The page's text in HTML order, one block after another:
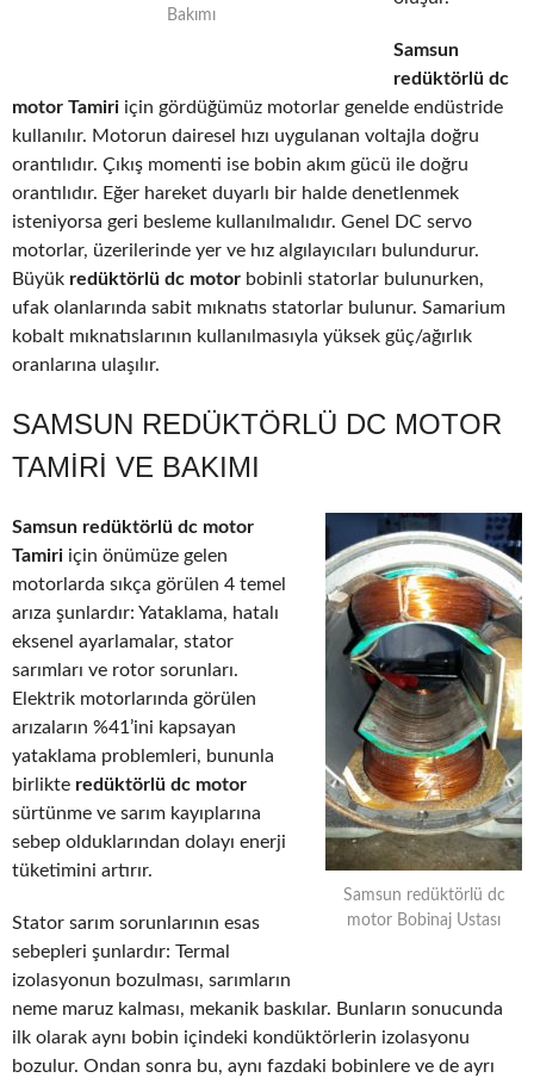
Bakımı
Samsun
redüktörlü dc
motor Tamiri için gördüğümüz motorlar genelde endüstride
kullanılır. Motorun dairesel hızı uygulanan voltajla doğru
orantılıdır. Çıkış momenti ise bobin akım gücü ile doğru
orantılıdır. Eğer hareket duyarlı bir halde denetlenmek
isteniyorsa geri besleme kullanılmalıdır. Genel DC servo
motorlar, üzerilerinde yer ve hız algılayıcıları bulundurur.
Büyük redüktörlü dc motor bobinli statorlar bulunurken,
ufak olanlarında sabit mıknatıs statorlar bulunur. Samarium
kobalt mıknatıslarının kullanılmasıyla yüksek güç/ağırlık
oranlarına ulaşılır.
SAMSUN REDÜKTÖRLÜ DC MOTOR
TAMIRI VE BAKIMI
Samsun redüktörlü dc
motor Bobinaj Ustası
Samsun redüktörlü dc motor
Tamiri için önümüze gelen
motorlarda sıkça görülen 4 temel
arıza şunlardır: Yataklama, hatalı
eksenel ayarlamalar, stator
sarımları ve rotor sorunları.
Elektrik motorlarında görülen
arızaların %41’ini kapsayan
yataklama problemleri, bununla
birlikte redüktörlü dc motor
sürtünme ve sarım kayıplarına
sebep olduklarından dolayı enerji
tüketimini artırır.
Stator sarım sorunlarının esas
sebepleri şunlardır: Termal
izolasyonun bozulması, sarımların
neme maruz kalması, mekanik baskılar. Bunların sonucunda
ilk olarak aynı bobin içindeki kondüktörlerin izolasyonu
bozulur. Ondan sonra bu, aynı fazdaki bobinlere ve de ayrı